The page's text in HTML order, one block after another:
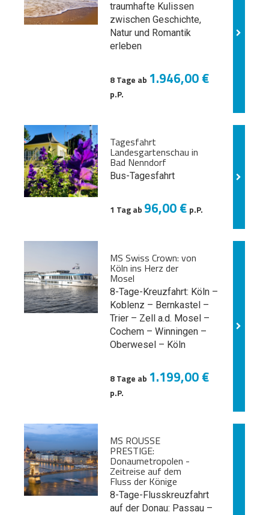
traumhafte Kulissen
zwischen Geschichte,
Natur und Romantik
erleben
8 Tage ab 1.946,00 €
p.P.
Tagesfahrt
Landesgartenschau in
Bad Nenndorf
Bus-Tagesfahrt
1 Tag ab 96,00 € p.P.
MS Swiss Crown: von
Köln ins Herz der
Mosel
8-Tage-Kreuzfahrt: Köln –
Koblenz – Bernkastel –
Trier – Zell a.d. Mosel –
Cochem – Winningen –
Oberwesel – Köln
8 Tage ab 1.199,00 €
p.P.
MS ROUSSE
PRESTIGE:
Donaumetropolen -
Zeitreise auf dem
Fluss der Könige
8-Tage-Flusskreuzfahrt
auf der Donau: Passau –